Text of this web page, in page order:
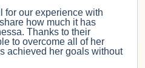
for our experience with
how much it has
Thanks to their
to overcome all of her
achieved her goals without